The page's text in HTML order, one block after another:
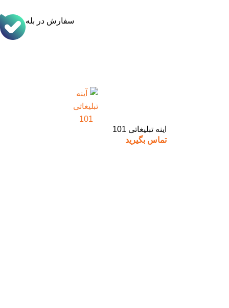
سفارش در بله
آینه تبلیغاتی 101
تماس بگیرید